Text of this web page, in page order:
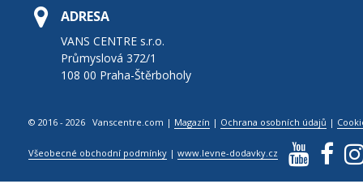
ADRESA
VANS CENTRE s.r.o.
Průmyslová 372/1
108 00 Praha-Štěrboholy
© 2016 - 2026 Vanscentre.com | Magazín | Ochrana osobních údajů |
Všeobecné obchodní podmínky |www.levne-dodavky.cz